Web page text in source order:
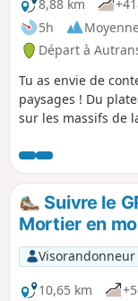
8,88 km
5h
Départ à
Tu as envie de
paysages ! Du
sur les massifs de
Blanc. Le 24 janvier
remarque d’un VR
faits rattrapés par
sécurité qui nous
par le sentier
la traversée des
interdite.
Suivre le
Mortier en
Visorandonneur
10,65 km